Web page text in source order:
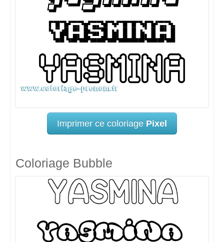
Imprimer ce coloriage Pixel
Coloriage Bubble